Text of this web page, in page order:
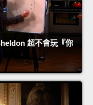
超不會玩『你